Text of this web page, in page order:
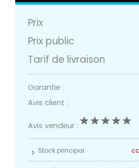
Prix
Prix public
Tarif de livraison
Garantie :
Avis client :
Avis vendeur :
Stock principal